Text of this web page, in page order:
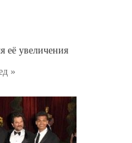
»
её увеличения